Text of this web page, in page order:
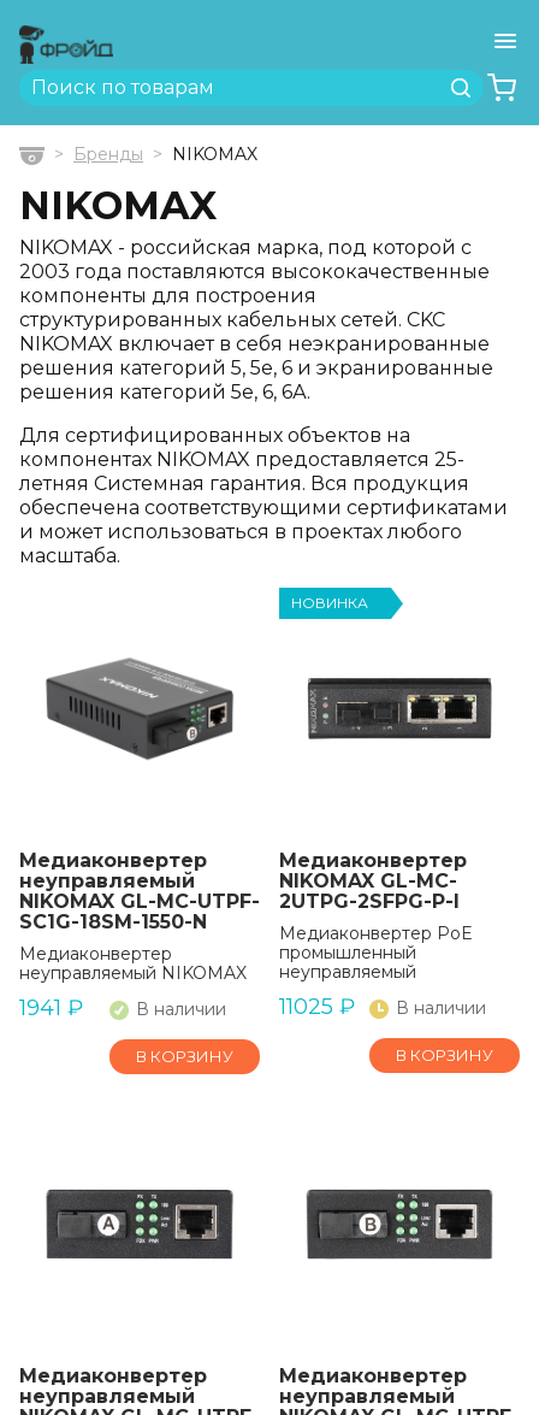
Найти
ГлавнаяБренды NIKOMAX
NIKOMAX
NIKOMAX - российская марка, под которой с
2003 года поставляются высококачественные
компоненты для построения
структурированных кабельных сетей. CKC
NIKOMAX включает в себя неэкранированные
решения категорий 5, 5е, 6 и экранированные
решения категорий 5е, 6, 6А.
Для сертифицированных объектов на
компонентах NIKOMAX предоставляется 25-
летняя Системная гарантия. Вся продукция
обеспечена соответствующими сертификатами
и может использоваться в проектах любого
масштаба.
Медиаконвертер
неуправляемый
NIKOMAX GL-MC-UTPF-
SC1G-18SM-1550-N
Медиаконвертер
неуправляемый NIKOMAX
1941 ₽ В наличии
В КОРЗИНУ
НОВИНКА
Медиаконвертер
NIKOMAX GL-MC-
2UTPG-2SFPG-P-I
Медиаконвертер PoE
промышленный
неуправляемый
11025 ₽ В наличии
В КОРЗИНУ
Медиаконвертер
неуправляемый
Медиаконвертер
неуправляемый